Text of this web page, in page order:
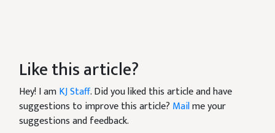
Like this article?
Hey! I amKJ Staff. Did you liked this article and have
suggestions to improve this article? Mailme your
suggestions and feedback.